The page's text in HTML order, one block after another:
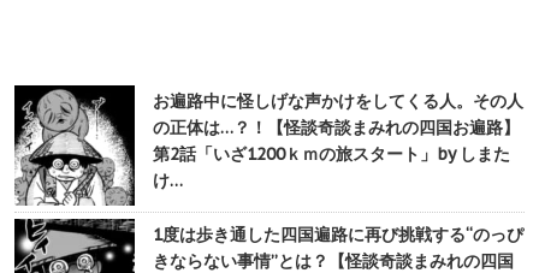
お遍路中に怪しげな声かけをしてくる人。その人
の正体は…？！【怪談奇談まみれの四国お遍路】
第2話「いざ1200ｋｍの旅スタート」by しまた
け…
1度は歩き通した四国遍路に再び挑戦する“のっぴ
きならない事情”とは？【怪談奇談まみれの四国